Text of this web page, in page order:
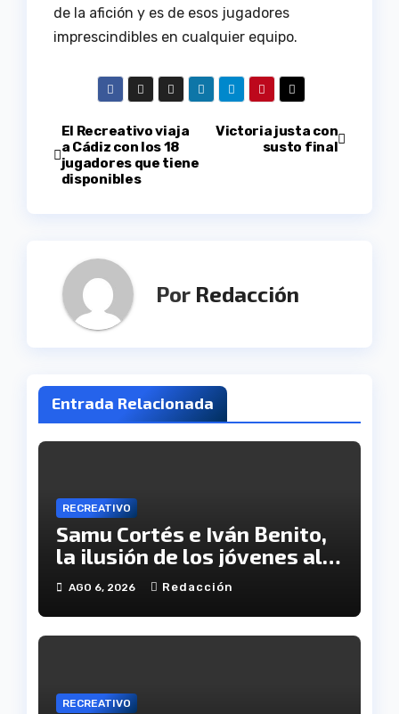
de la afición y es de esos jugadores
imprescindibles en cualquier equipo.
Navegación
de
Victoria justa con
susto final
El Recreativo viaja
a Cádiz con los 18
jugadores que tiene
disponibles
Por Redacción
Entrada Relacionada
RECREATIVO
Samu Cortés e Iván Benito,
la ilusión de los jóvenes al
servicio del Decano
AGO 6, 2026 Redacción
RECREATIVO